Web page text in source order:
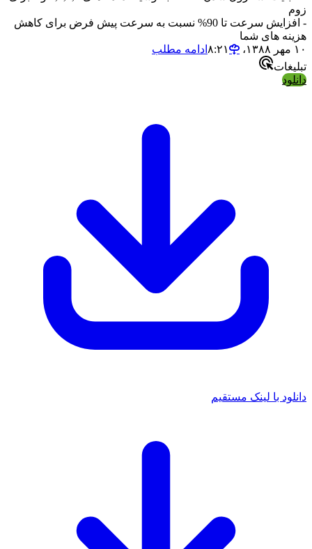
زوم
- افزایش سرعت تا 90% نسبت به سرعت پیش فرض برای کاهش
هزینه های شما
۱۰ مهر ۱۳۸۸،‏ ۸:۲۱
ادامه مطلب
تبلیغات
دانلود
دانلود با لینک مستقیم